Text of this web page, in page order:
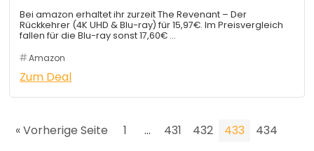
Bei amazon erhaltet ihr zurzeit The Revenant – Der
Rückkehrer (4K UHD & Blu-ray) für 15,97€. Im Preisvergleich
fallen für die Blu-ray sonst 17,60€ …
Amazon
Zum Deal
« Vorherige Seite 1 … 431 432 433
434